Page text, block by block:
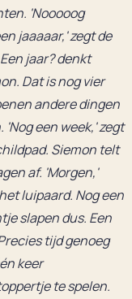
'Nooooog
jaaaaar,' zegt de
jaar? denkt
Dat is nog vier
andere dingen
'Nog een week,' zegt
Siemon telt
af. 'Morgen,'
luipaard. Nog een
slapen dus. Een
tijd genoeg
keer
te spelen.